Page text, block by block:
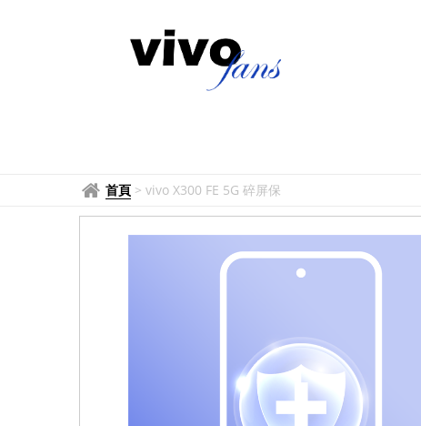
首頁 > vivo X300 FE 5G 碎屏保